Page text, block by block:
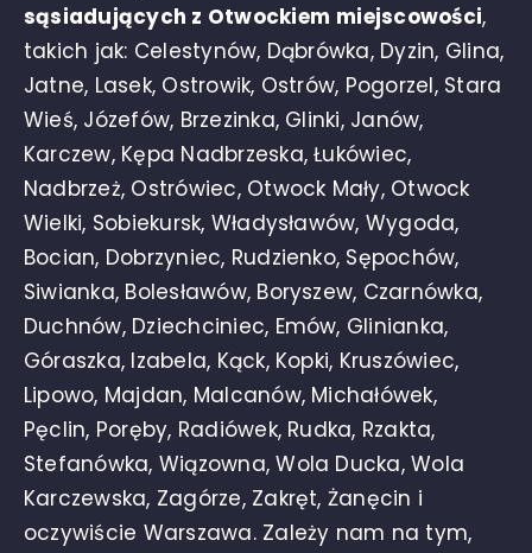
sąsiadujących z Otwockiem miejscowości,
takich jak: Celestynów, Dąbrówka, Dyzin, Glina,
Jatne, Lasek, Ostrowik, Ostrów, Pogorzel, Stara
Wieś, Józefów, Brzezinka, Glinki, Janów,
Karczew, Kępa Nadbrzeska, Łukówiec,
Nadbrzeż, Ostrówiec, Otwock Mały, Otwock
Wielki, Sobiekursk, Władysławów, Wygoda,
Bocian, Dobrzyniec, Rudzienko, Sępochów,
Siwianka, Bolesławów, Boryszew, Czarnówka,
Duchnów, Dziechciniec, Emów, Glinianka,
Góraszka, Izabela, Kąck, Kopki, Kruszówiec,
Lipowo, Majdan, Malcanów, Michałówek,
Pęclin, Poręby, Radiówek, Rudka, Rzakta,
Stefanówka, Wiązowna, Wola Ducka, Wola
Karczewska, Zagórze, Zakręt, Żanęcin i
oczywiście Warszawa. Zależy nam na tym,